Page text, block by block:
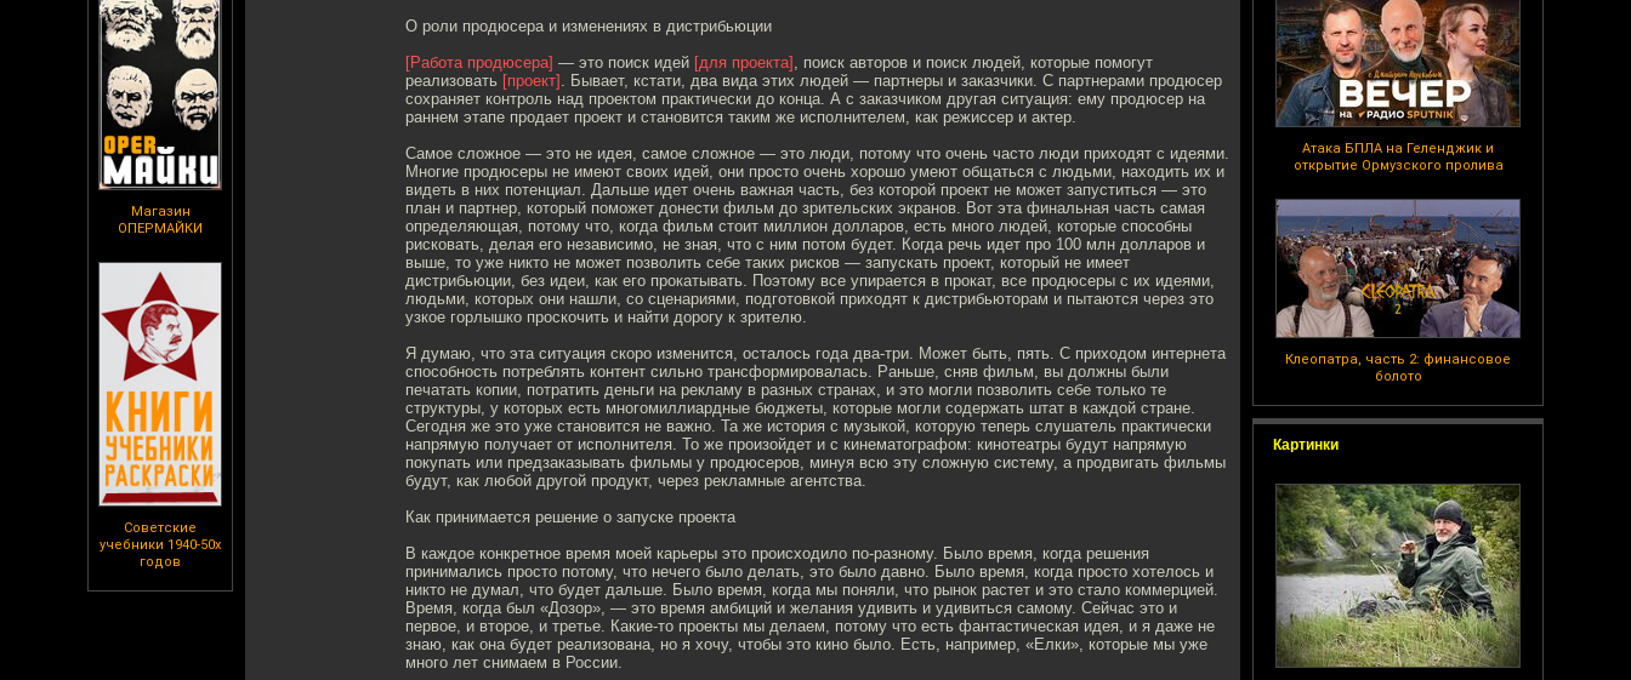
Магазин
ОПЕРМАЙКИ
Советские
учебники 1940-50х
годов
Атака БПЛА на Геленджик и
открытие Ормузского пролива
Клеопатра, часть 2: финансовое
болото
Картинки
О роли продюсера и изменениях в дистрибьюции
[Работа продюсера] — это поиск идей [для проекта] , поиск авторов и поиск людей, которые помогут
реализовать [проект] . Бывает, кстати, два вида этих людей — партнеры и заказчики. С партнерами продюсер
сохраняет контроль над проектом практически до конца. А с заказчиком другая ситуация: ему продюсер на
раннем этапе продает проект и становится таким же исполнителем, как режиссер и актер.
Самое сложное — это не идея, самое сложное — это люди, потому что очень часто люди приходят с идеями.
Многие продюсеры не имеют своих идей, они просто очень хорошо умеют общаться с людьми, находить их и
видеть в них потенциал. Дальше идет очень важная часть, без которой проект не может запуститься — это
план и партнер, который поможет донести фильм до зрительских экранов. Вот эта финальная часть самая
определяющая, потому что, когда фильм стоит миллион долларов, есть много людей, которые способны
рисковать, делая его независимо, не зная, что с ним потом будет. Когда речь идет про 100 млн долларов и
выше, то уже никто не может позволить себе таких рисков — запускать проект, который не имеет
дистрибьюции, без идеи, как его прокатывать. Поэтому все упирается в прокат, все продюсеры с их идеями,
людьми, которых они нашли, со сценариями, подготовкой приходят к дистрибьюторам и пытаются через это
узкое горлышко проскочить и найти дорогу к зрителю.
Я думаю, что эта ситуация скоро изменится, осталось года два-три. Может быть, пять. С приходом интернета
способность потреблять контент сильно трансформировалась. Раньше, сняв фильм, вы должны были
печатать копии, потратить деньги на рекламу в разных странах, и это могли позволить себе только те
структуры, у которых есть многомиллиардные бюджеты, которые могли содержать штат в каждой стране.
Сегодня же это уже становится не важно. Та же история с музыкой, которую теперь слушатель практически
напрямую получает от исполнителя. То же произойдет и с кинематографом: кинотеатры будут напрямую
покупать или предзаказывать фильмы у продюсеров, минуя всю эту сложную систему, а продвигать фильмы
будут, как любой другой продукт, через рекламные агентства.
Как принимается решение о запуске проекта
В каждое конкретное время моей карьеры это происходило по-разному. Было время, когда решения
принимались просто потому, что нечего было делать, это было давно. Было время, когда просто хотелось и
никто не думал, что будет дальше. Было время, когда мы поняли, что рынок растет и это стало коммерцией.
Время, когда был «Дозор», — это время амбиций и желания удивить и удивиться самому. Сейчас это и
первое, и второе, и третье. Какие-то проекты мы делаем, потому что есть фантастическая идея, и я даже не
знаю, как она будет реализована, но я хочу, чтобы это кино было. Есть, например, «Елки», которые мы уже
много лет снимаем в России.